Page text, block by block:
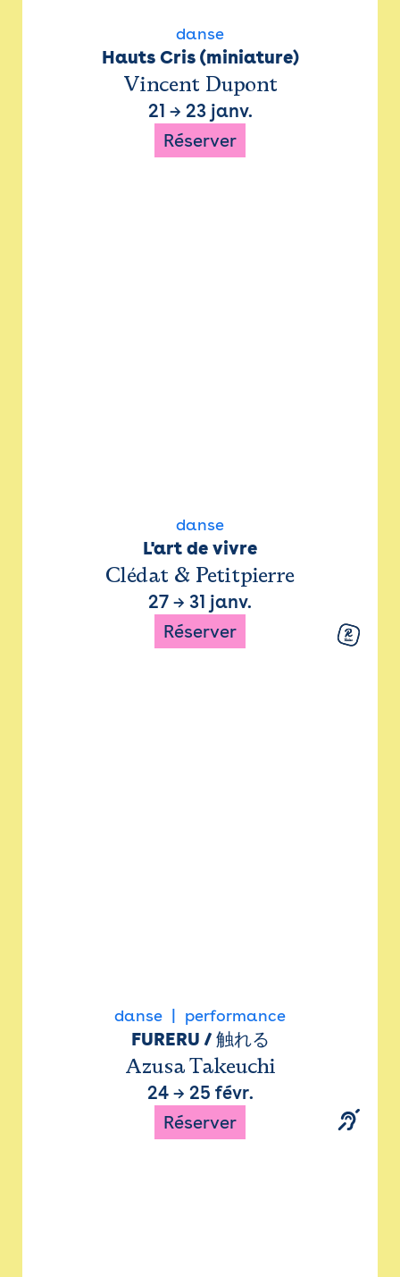
danse
Hauts Cris (miniature)
Vincent Dupont
21 → 23 janv.
Réserver
danse
L'art de vivre
Clédat & Petitpierre
27 → 31 janv.
Réserver
danse performance
FURERU / 触れる
Azusa Takeuchi
24→ 25 févr.
Réserver